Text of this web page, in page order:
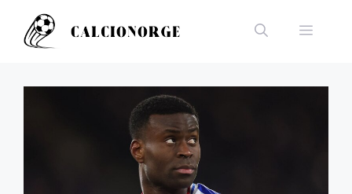
innhold
Meny